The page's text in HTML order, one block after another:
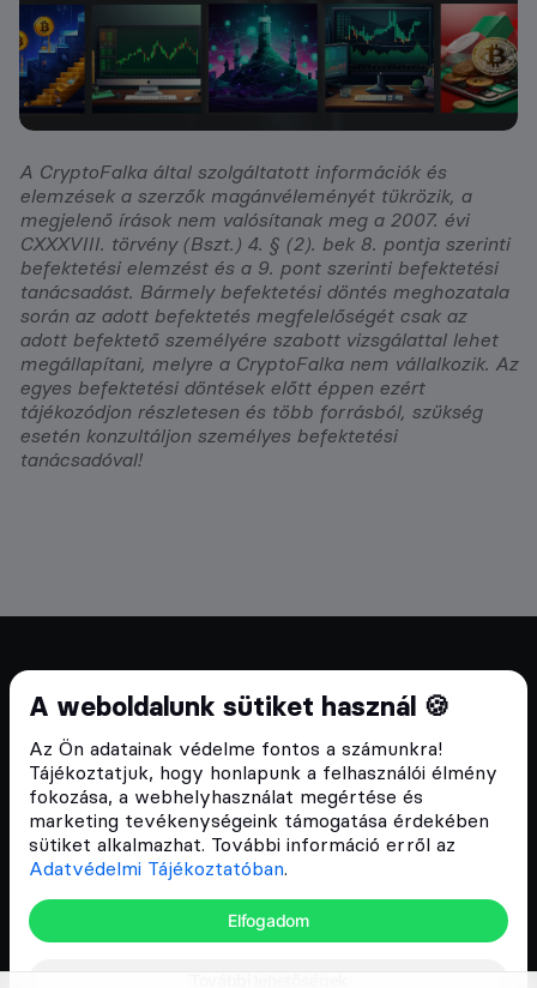
A weboldalunk sütiket használ 🍪
Az Ön adatainak védelme fontos a számunkra!
Tájékoztatjuk, hogy honlapunk a felhasználói élmény
fokozása, a webhelyhasználat megértése és
marketing tevékenységeink támogatása érdekében
sütiket alkalmazhat. További információ erről az
Adatvédelmi Tájékoztatóban.
Elfogadom
A CryptoFalka által szolgáltatott információk és
elemzések a szerzők magánvéleményét tükrözik, a
megjelenő írások nem valósítanak meg a 2007. évi
CXXXVIII. törvény (Bszt.) 4. § (2). bek 8. pontja szerinti
befektetési elemzést és a 9. pont szerinti befektetési
tanácsadást. Bármely befektetési döntés meghozatala
során az adott befektetés megfelelőségét csak az
adott befektető személyére szabott vizsgálattal lehet
megállapítani, melyre a CryptoFalka nem vállalkozik. Az
egyes befektetési döntések előtt éppen ezért
tájékozódjon részletesen és több forrásból, szükség
esetén konzultáljon személyes befektetési
tanácsadóval!
Cryptofalka 2018 óta
Szívünkön viseljük a blokklánc technológia
népszerűsítését Magyarországon, ezért 2018 óta a
Cryptofalka célja, hogy biztosítsa a hazai közösség
és vállalatok digitális oktatását és fejlődését.
Oldalak